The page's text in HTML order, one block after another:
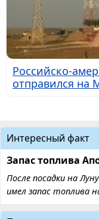
Российско-
отправился на
Интересный факт
Запас топлива
После посадки на
имел запас топлива